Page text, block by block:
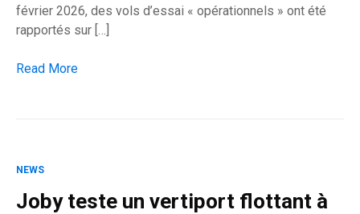
février 2026, des vols d’essai « opérationnels » ont été
rapportés sur […]
Joby lance ses vols à Dubaï : la mobilité urbaine change d’ère
Read More
NEWS
Joby teste un vertiport flottant à